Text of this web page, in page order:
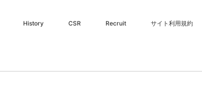
History CSR Recruit サイト利用規約